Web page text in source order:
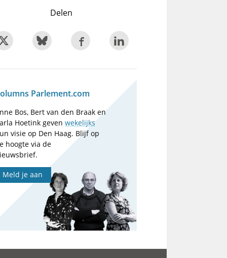
Delen
Parlement.com
Bos, Bert van den Braak en
Hoetink gevenwekelijks
visie op Den Haag. Blijf op
hoogte via de
Meld je aan